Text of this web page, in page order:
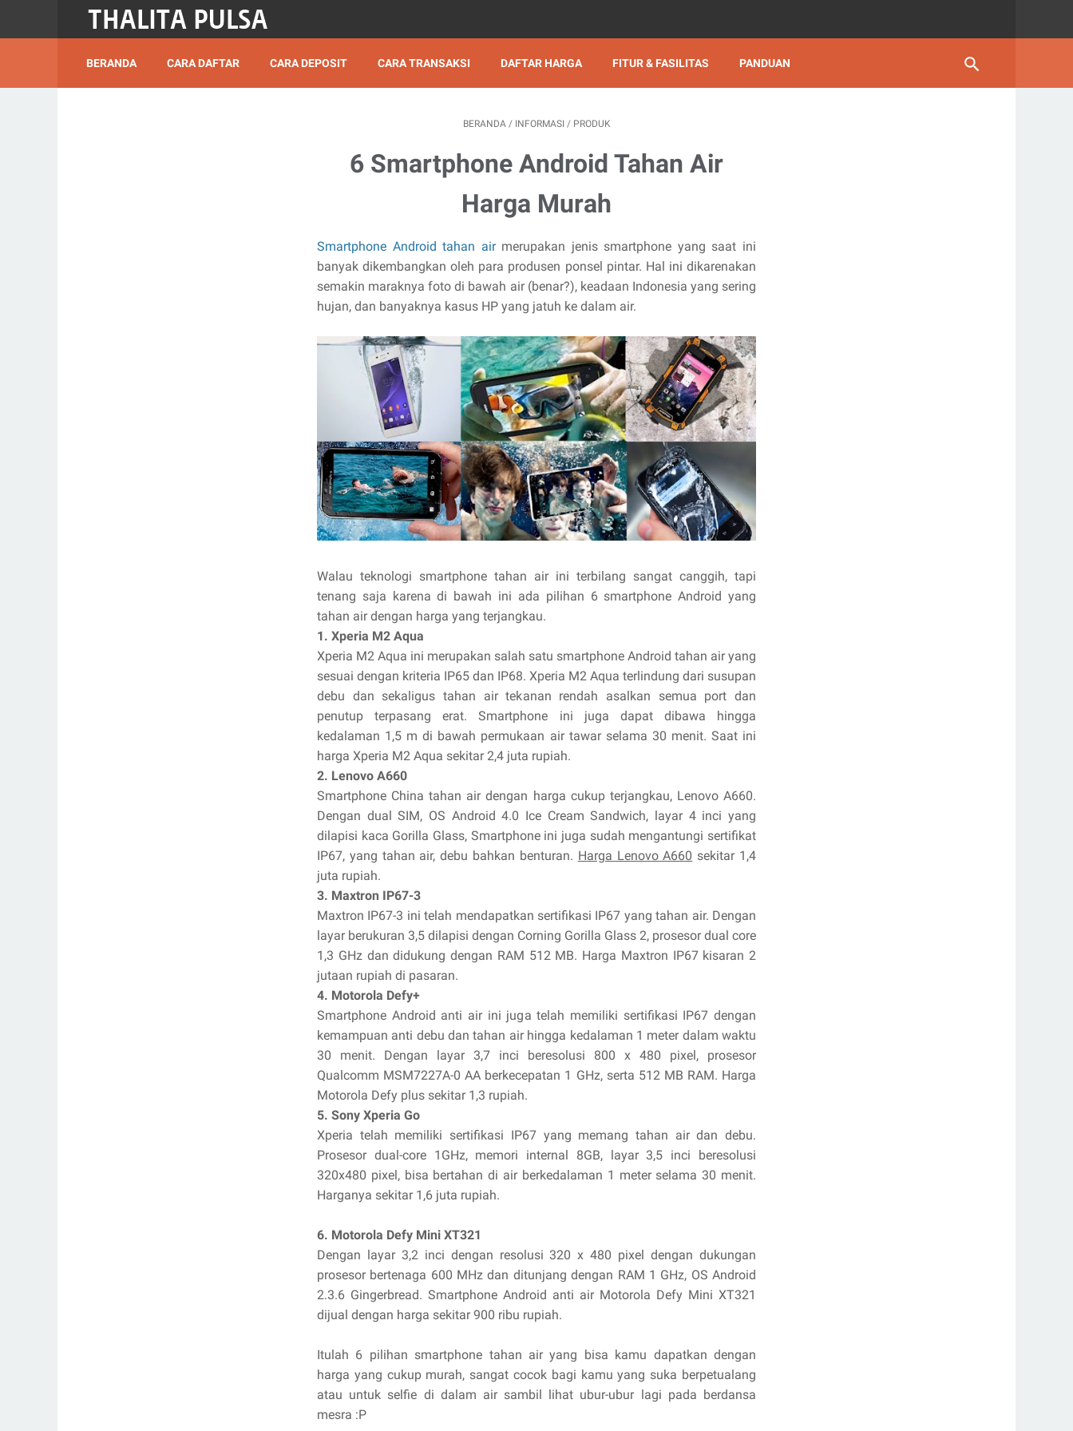
BERANDA CARA DAFTAR CARA DEPOSIT CARA TRANSAKSI DAFTAR HARGA FITUR & FASILITAS PANDUAN
BERANDA / INFORMASI / PRODUK
6 Smartphone Android Tahan Air
Harga Murah
Smartphone Android tahan airmerupakan jenis smartphone yang saat ini
banyak dikembangkan oleh para produsen ponsel pintar. Hal ini dikarenakan
semakin maraknya foto di bawah air (benar?), keadaan Indonesia yang sering
hujan, dan banyaknya kasus HP yang jatuh ke dalam air.
Walau teknologi smartphone tahan air ini terbilang sangat canggih, tapi
tenang saja karena di bawah ini ada pilihan 6 smartphone Android yang
tahan air dengan harga yang terjangkau.
1. Xperia M2 Aqua
Xperia M2 Aqua ini merupakan salah satu smartphone Android tahan air yang
sesuai dengan kriteria IP65 dan IP68. Xperia M2 Aqua terlindung dari susupan
debu dan sekaligus tahan air tekanan rendah asalkan semua port dan
penutup terpasang erat. Smartphone ini juga dapat dibawa hingga
kedalaman 1,5 m di bawah permukaan air tawar selama 30 menit. Saat ini
harga Xperia M2 Aqua sekitar 2,4 juta rupiah.
2. Lenovo A660
Smartphone China tahan air dengan harga cukup terjangkau, Lenovo A660.
Dengan dual SIM, OS Android 4.0 Ice Cream Sandwich, layar 4 inci yang
dilapisi kaca Gorilla Glass, Smartphone ini juga sudah mengantungi sertifikat
IP67, yang tahan air, debu bahkan benturan. Harga Lenovo A660 sekitar 1,4
juta rupiah.
3. Maxtron IP67-3
Maxtron IP67-3 ini telah mendapatkan sertifikasi IP67 yang tahan air. Dengan
layar berukuran 3,5 dilapisi dengan Corning Gorilla Glass 2, prosesor dual core
1,3 GHz dan didukung dengan RAM 512 MB. Harga Maxtron IP67 kisaran 2
jutaan rupiah di pasaran.
4. Motorola Defy+
Smartphone Android anti air ini juga telah memiliki sertifikasi IP67 dengan
kemampuan anti debu dan tahan air hingga kedalaman 1 meter dalam waktu
30 menit. Dengan layar 3,7 inci beresolusi 800 x 480 pixel, prosesor
Qualcomm MSM7227A-0 AA berkecepatan 1 GHz, serta 512 MB RAM. Harga
Motorola Defy plus sekitar 1,3 rupiah.
5. Sony Xperia Go
Xperia telah memiliki sertifikasi IP67 yang memang tahan air dan debu.
Prosesor dual-core 1GHz, memori internal 8GB, layar 3,5 inci beresolusi
320x480 pixel, bisa bertahan di air berkedalaman 1 meter selama 30 menit.
Harganya sekitar 1,6 juta rupiah.
6. Motorola Defy Mini XT321
Dengan layar 3,2 inci dengan resolusi 320 x 480 pixel dengan dukungan
prosesor bertenaga 600 MHz dan ditunjang dengan RAM 1 GHz, OS Android
2.3.6 Gingerbread. Smartphone Android anti air Motorola Defy Mini XT321
dijual dengan harga sekitar 900 ribu rupiah.
Itulah 6 pilihan smartphone tahan air yang bisa kamu dapatkan dengan
harga yang cukup murah, sangat cocok bagi kamu yang suka berpetualang
atau untuk selfie di dalam air sambil lihat ubur-ubur lagi pada berdansa
mesra :P